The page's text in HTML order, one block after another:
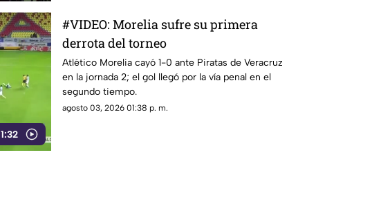
1:32
#VIDEO: Morelia sufre su primera
derrota del torneo
Atlético Morelia cayó 1-0 ante Piratas de Veracruz
en la jornada 2; el gol llegó por la vía penal en el
segundo tiempo.
agosto 03, 2026 01:38 p. m.